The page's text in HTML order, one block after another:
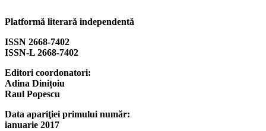
Platformă literară independentă
ISSN 2668-7402
ISSN-L 2668-7402
Editori coordonatori:
Adina Dinițoiu
Raul Popescu
Data apariţiei primului număr:
ianuarie 2017